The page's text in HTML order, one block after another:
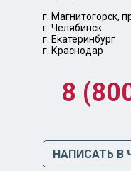
г. Магнитогорск,
г. Челябинск
г. Екатеринбург
г. Краснодар
8
НАПИСАТЬ В